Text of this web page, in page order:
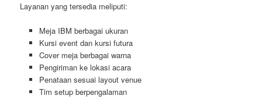
Layanan yang tersedia meliputi:
Meja IBM berbagai ukuran
Kursi event dan kursi futura
Cover meja berbagai warna
Pengiriman ke lokasi acara
Penataan sesuai layout venue
Tim setup berpengalaman